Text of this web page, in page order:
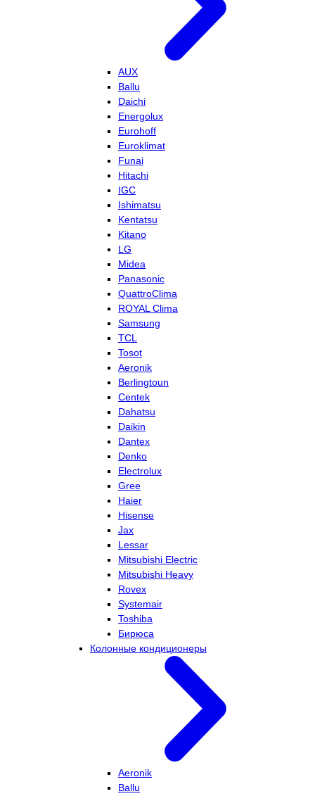
AUX
Ballu
Daichi
Energolux
Eurohoff
Euroklimat
Funai
Hitachi
IGC
Ishimatsu
Kentatsu
Kitano
LG
Midea
Panasonic
QuattroClima
ROYAL Clima
Samsung
TCL
Tosot
Aeronik
Berlingtoun
Centek
Dahatsu
Daikin
Dantex
Denko
Electrolux
Gree
Haier
Hisense
Jax
Lessar
Mitsubishi Electric
Mitsubishi Heavy
Rovex
Systemair
Toshiba
Бирюса
Колонные кондиционеры
Aeronik
Ballu